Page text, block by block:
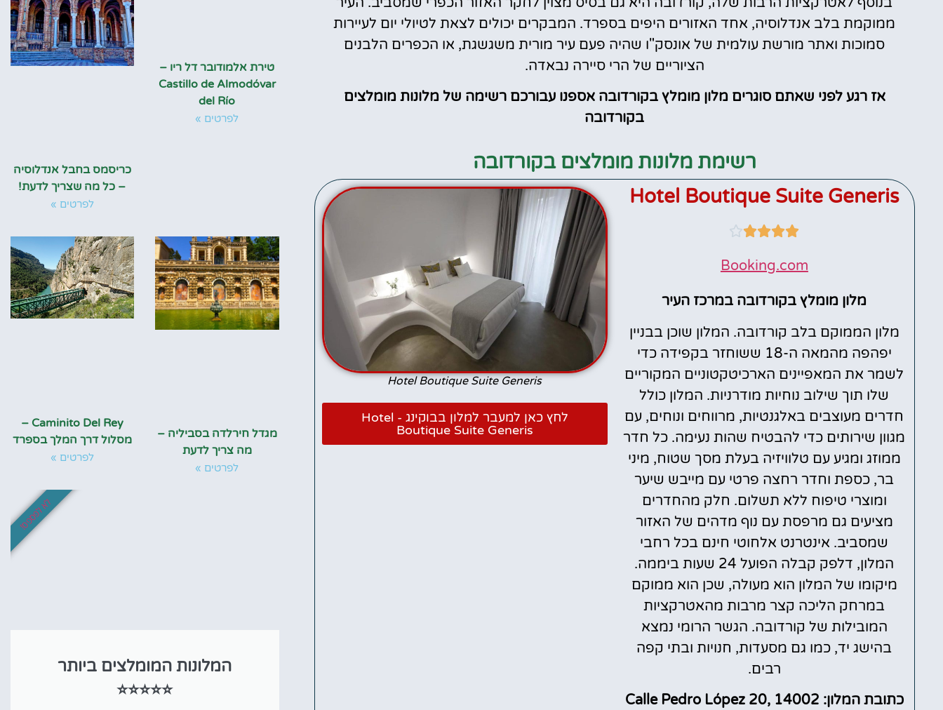
ממוקמת בלב אנדלוסיה, אחד האזורים היפים בספרד. המבקרים יכולים לצאת לטיולי יום לעיירות
סמוכות ואתר מורשת עולמית של אונסק"ו שהיה פעם עיר מורית משגשגת, או הכפרים הלבנים
הציוריים של הרי סיירה נבאדה.
אז רגע לפני שאתם סוגרים מלון מומלץ בקורדובה אספנו עבורכם רשימה של מלונות מומלצים
בקורדובה
רשימת מלונות מומלצים בקורדובה
Hotel Boutique Suite Generis





Booking.com
מלון מומלץ בקורדובה במרכז העיר
מלון הממוקם בלב קורדובה. המלון שוכן בבניין
יפהפה מהמאה ה-18 ששוחזר בקפידה כדי
לשמר את המאפיינים הארכיטקטוניים המקוריים
שלו תוך שילוב נוחיות מודרניות. המלון כולל
חדרים מעוצבים באלגנטיות, מרווחים ונוחים, עם
מגוון שירותים כדי להבטיח שהות נעימה. כל חדר
ממוזג ומגיע עם טלוויזיה בעלת מסך שטוח, מיני
בר, ​​כספת וחדר רחצה פרטי עם מייבש שיער
ומוצרי טיפוח ללא תשלום. חלק מהחדרים
מציעים גם מרפסת עם נוף מדהים של האזור
שמסביב. אינטרנט אלחוטי חינם בכל רחבי
המלון, דלפק קבלה הפועל 24 שעות ביממה.
מיקומו של המלון הוא מעולה, שכן הוא ממוקם
במרחק הליכה קצר מרבות מהאטרקציות
המובילות של קורדובה. הגשר הרומי נמצא
בהישג יד, כמו גם מסעדות, חנויות ובתי קפה
רבים.
כתובת המלון: Calle Pedro López 20, 14002
Hotel Boutique Suite Generis
לחץ כאן למעבר למלון בבוקינג - Hotel
Boutique Suite Generis
טירת אלמודובר דל ריו –
Castillo de Almodóvar
del Río
לפרטים »
כריסמס בחבל אנדלוסיה
– כל מה שצריך לדעת!
לפרטים »
מגדל חירלדה בסביליה –
מה צריך לדעת
לפרטים »
Caminito Del Rey –
מסלול דרך המלך בספרד
לפרטים »
המלונות המומלצים ביותר
⭐⭐⭐⭐⭐
לא לפספס!